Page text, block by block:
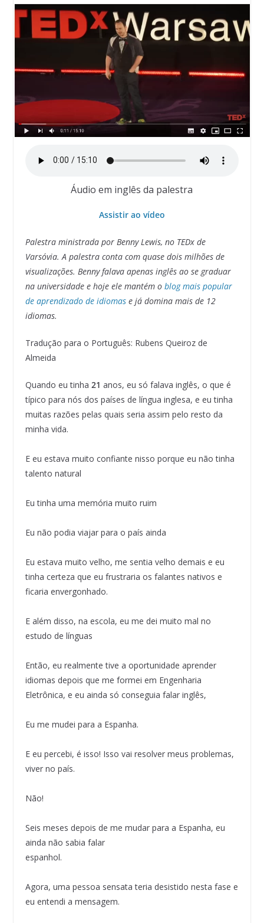
Áudio em inglês da palestra
Assistir ao vídeo
Palestra ministrada por Benny Lewis, no TEDx de
Varsóvia. A palestra conta com quase dois milhões de
visualizações. Benny falava apenas inglês ao se graduar
na universidade e hoje ele mantém o blog mais popular
de aprendizado de idiomase já domina mais de 12
idiomas.
Tradução para o Português: Rubens Queiroz de
Almeida
Quando eu tinha 21 anos, eu só falava inglês, o que é
típico para nós dos países de língua inglesa, e eu tinha
muitas razões pelas quais seria assim pelo resto da
minha vida.
E eu estava muito confiante nisso porque eu não tinha
talento natural
Eu tinha uma memória muito ruim
Eu não podia viajar para o país ainda
Eu estava muito velho, me sentia velho demais e eu
tinha certeza que eu frustraria os falantes nativos e
ficaria envergonhado.
E além disso, na escola, eu me dei muito mal no
estudo de línguas
Então, eu realmente tive a oportunidade aprender
idiomas depois que me formei em Engenharia
Eletrônica, e eu ainda só conseguia falar inglês,
Eu me mudei para a Espanha.
E eu percebi, é isso! Isso vai resolver meus problemas,
viver no país.
Não!
Seis meses depois de me mudar para a Espanha, eu
ainda não sabia falar
espanhol.
Agora, uma pessoa sensata teria desistido nesta fase e
eu entendi a mensagem.